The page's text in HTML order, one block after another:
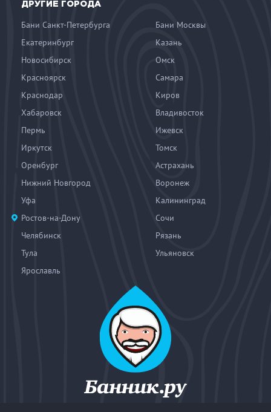
ДРУГИЕ ГОРОДА
Бани Санкт-Петербурга
Бани Москвы
Екатеринбург
Казань
Новосибирск
Омск
Красноярск
Самара
Краснодар
Киров
Хабаровск
Владивосток
Пермь
Ижевск
Иркутск
Томск
Оренбург
Астрахань
Нижний Новгород
Воронеж
Уфа
Калининград
Ростов-на-Дону
Сочи
Челябинск
Рязань
Тула
Ульяновск
Ярославль